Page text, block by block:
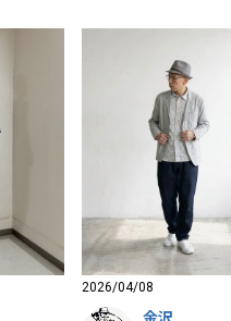
2026/04/08
金沢